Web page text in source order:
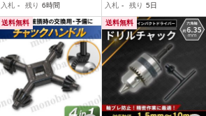
アダプター DIY 日立 マキ
タ 変換 ディスク 100mm
1/4 アングル
入札 - 残り 6時間
角軸 シャンク インパクト
レンチ ハンマー SDSプラ
ス 1/2-20 UNF
入札 - 残り 5日
送料無料 送料無料